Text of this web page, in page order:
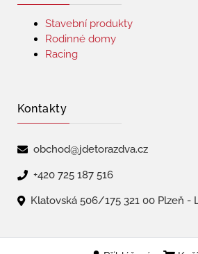
Stavební produkty
Rodinné domy
Racing
Kontakty
obchod@jdetorazdva.cz
+420 725 187 516
Klatovská 506/175 321 00 Plzeň -